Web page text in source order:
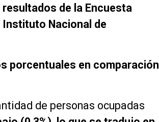
de la Encuesta
Instituto Nacional de
porcentuales en comparación
de personas ocupadas